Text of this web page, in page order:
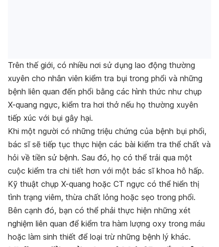
Trên thế giới, có nhiều nơi sử dụng lao động thường
xuyên cho nhân viên kiểm tra bụi trong phổi và những
bệnh liên quan đến phổi bằng các hình thức như chụp
X-quang ngực, kiểm tra hơi thở nếu họ thường xuyên
tiếp xúc với bụi gây hại.
Khi một người có những triệu chứng của bệnh bụi phổi,
bác sĩ sẽ tiếp tục thực hiện các bài kiểm tra thể chất và
hỏi về tiền sử bệnh. Sau đó, họ có thể trải qua một
cuộc kiểm tra chi tiết hơn với một bác sĩ khoa hô hấp.
Kỹ thuật chụp X-quang hoặc CT ngực có thể hiển thị
tình trạng viêm, thừa chất lỏng hoặc sẹo trong phổi.
Bên cạnh đó, bạn có thể phải thực hiện những xét
nghiệm liên quan để kiểm tra hàm lượng oxy trong máu
hoặc làm sinh thiết để loại trừ những bệnh lý khác.